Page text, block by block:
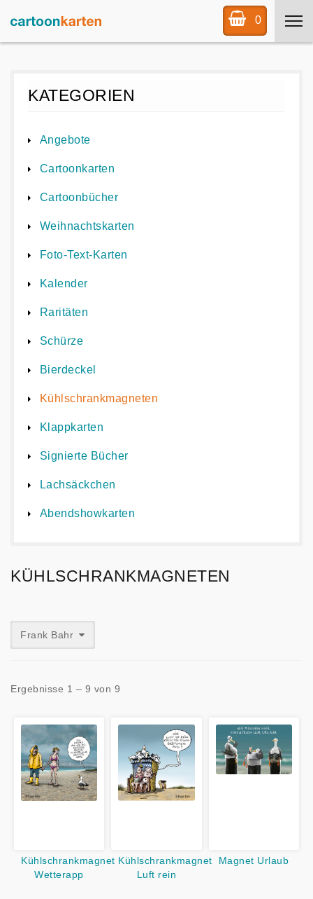
0
KATEGORIEN
Angebote
Cartoonkarten
Cartoonbücher
Weihnachtskarten
Foto-Text-Karten
Kalender
Raritäten
Schürze
Bierdeckel
Kühlschrankmagneten
Klappkarten
Signierte Bücher
Lachsäckchen
Abendshowkarten
KÜHLSCHRANKMAGNETEN
Frank Bahr
Ergebnisse 1 – 9 von 9
Kühlschrankmagnet
Wetterapp
Kühlschrankmagnet
Luft rein
Magnet Urlaub